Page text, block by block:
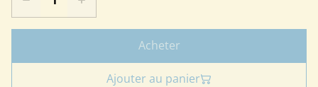
Acheter
Ajouter au panier